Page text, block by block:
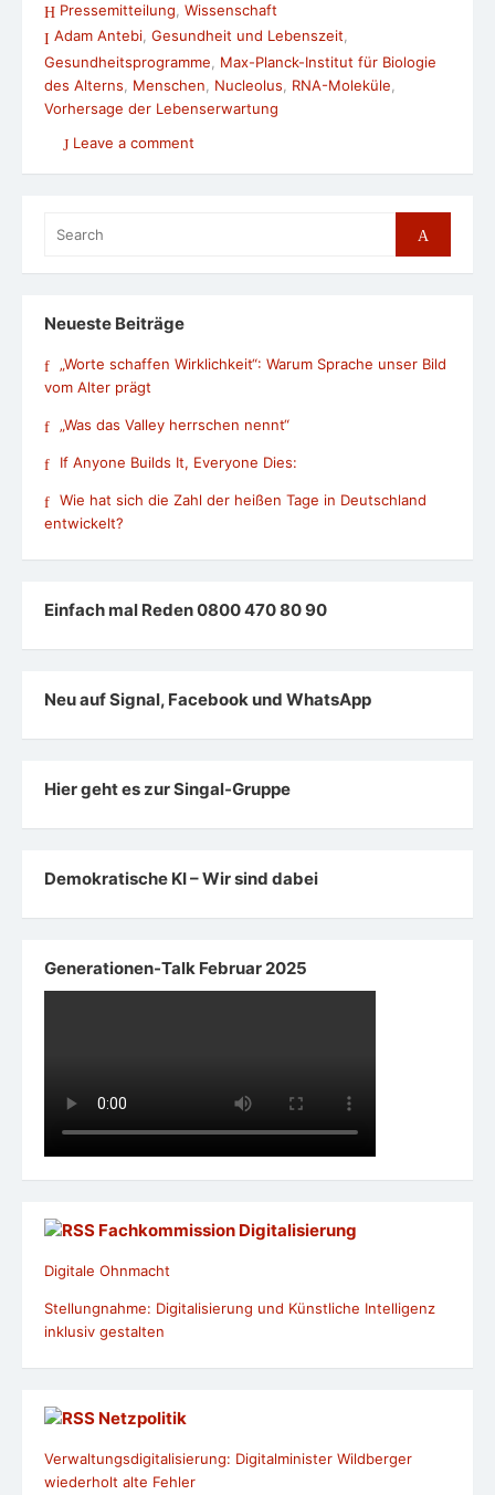
Pressemitteilung Wissenschaft
Adam Antebi, Gesundheit und Lebenszeit,
Gesundheitsprogramme
Max-Planck-Institut für Biologie
des Alterns
Menschen Nucleolus RNA-Moleküle
Vorhersage der Lebenserwartung
Leave a comment
for:
Search
Neueste Beiträge
„Worte schaffen Wirklichkeit“: Warum Sprache unser Bild
vom Alter prägt
„Was das Valley herrschen nennt“
If Anyone Builds It, Everyone Dies:
Wie hat sich die Zahl der heißen Tage in Deutschland
entwickelt?
Einfach mal Reden 0800 470 80 90
Neu auf Signal, Facebook und WhatsApp
Hier geht es zur Singal-Gruppe
Demokratische KI – Wir sind dabei
Generationen-Talk Februar 2025
Fachkommission Digitalisierung
Digitale Ohnmacht
Stellungnahme: Digitalisierung und Künstliche Intelligenz
inklusiv gestalten
Netzpolitik
Verwaltungsdigitalisierung: Digitalminister Wildberger
wiederholt alte Fehler